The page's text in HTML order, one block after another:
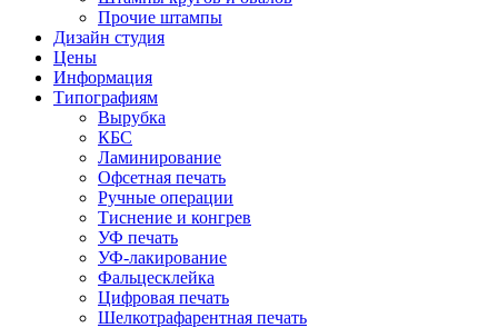
Прочие штампы
Дизайн студия
Цены
Информация
Типографиям
Вырубка
КБС
Ламинирование
Офсетная печать
Ручные операции
Тиснение и конгрев
УФ печать
УФ-лакирование
Фальцесклейка
Цифровая печать
Шелкотрафарентная печать